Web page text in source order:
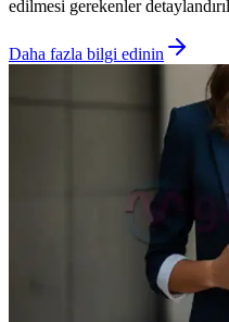
edilmesi gerekenler
Daha fazla bilgi edinin